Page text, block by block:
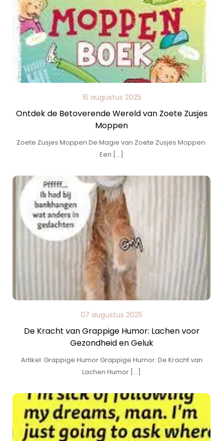
16 augustus 2025
Ontdek de Betoverende Wereld van Zoete Zusjes
Moppen
Zoete Zusjes Moppen De Magie van Zoete Zusjes Moppen:
Een […]
07 augustus 2025
De Kracht van Grappige Humor: Lachen voor
Gezondheid en Geluk
Artikel: Grappige Humor Grappige Humor: De Kracht van
Lachen Humor […]